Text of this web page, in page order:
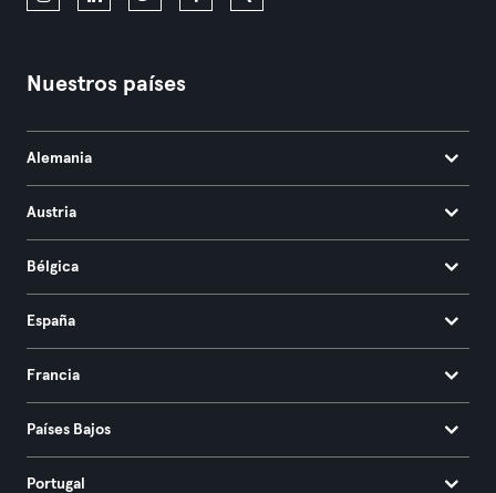
Nuestros países
Alemania
Austria
Bélgica
España
Francia
Países Bajos
Portugal